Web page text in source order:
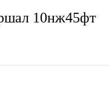
10нж45фт